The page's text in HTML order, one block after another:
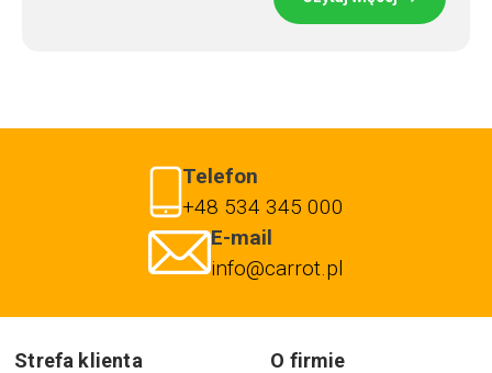
Telefon
+48 534 345 000
E-mail
info@carrot.pl
Strefa klienta
O firmie